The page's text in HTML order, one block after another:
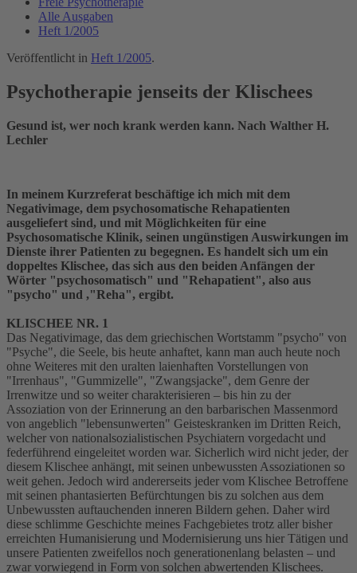
Alle Ausgaben
Heft 1/2005
Veröffentlicht in Heft 1/2005.
Psychotherapie jenseits der Klischees
Gesund ist, wer noch krank werden kann. Nach Walther H.
Lechler
In meinem Kurzreferat beschäftige ich mich mit dem
Negativimage, dem psychosomatische Rehapatienten
ausgeliefert sind, und mit Möglichkeiten für eine
Psychosomatische Klinik, seinen ungünstigen Auswirkungen im
Dienste ihrer Patienten zu begegnen. Es handelt sich um ein
doppeltes Klischee, das sich aus den beiden Anfängen der
Wörter "psychosomatisch" und "Rehapatient", also aus
"psycho" und ,"Reha", ergibt.
KLISCHEE NR. 1
Das Negativimage, das dem griechischen Wortstamm "psycho" von
"Psyche", die Seele, bis heute anhaftet, kann man auch heute noch
ohne Weiteres mit den uralten laienhaften Vorstellungen von
"Irrenhaus", "Gummizelle", "Zwangsjacke", dem Genre der
Irrenwitze und so weiter charakterisieren – bis hin zu der
Assoziation von der Erinnerung an den barbarischen Massenmord
von angeblich "lebensunwerten" Geisteskranken im Dritten Reich,
welcher von nationalsozialistischen Psychiatern vorgedacht und
federführend eingeleitet worden war. Sicherlich wird nicht jeder, der
diesem Klischee anhängt, mit seinen unbewussten Assoziationen so
weit gehen. Jedoch wird andererseits jeder vom Klischee Betroffene
mit seinen phantasierten Befürchtungen bis zu solchen aus dem
Unbewussten auftauchenden inneren Bildern gehen. Daher wird
diese schlimme Geschichte meines Fachgebietes trotz aller bisher
erreichten Humanisierung und Modernisierung uns hier Tätigen und
unsere Patienten zweifellos noch generationenlang belasten – und
zwar vorwiegend in Form von solchen abwertenden Klischees.